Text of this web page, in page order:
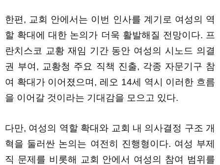
한편, 교회 안에서는 이번 인사를 계기로 여성의 역
할 확대에 대한 논의가 더욱 활발해질 전망이다. 프
란치스코 교황 재임 기간 동안 여성의 시노드 의결
권 부여, 교황청 주요 직책 진출, 각종 자문기구 참
여 확대가 이어졌으며, 레오 14세 역시 이러한 흐름
을 이어갈 것이라는 기대감을 모으고 있다.
다만, 여성의 역할 확대와 교회 내 의사결정 구조 개
혁을 둘러싼 논의는 여전히 진행형이다. 여성 부제
직 문제를 비롯해 교회 안에서 여성의 참여 범위를